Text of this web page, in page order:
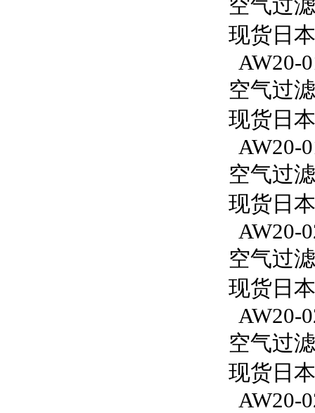
空气过
现货日
AW20-
空气过
现货日
AW20-
空气过
现货日
AW20-
空气过
现货日
AW20-
空气过
现货日
AW20-